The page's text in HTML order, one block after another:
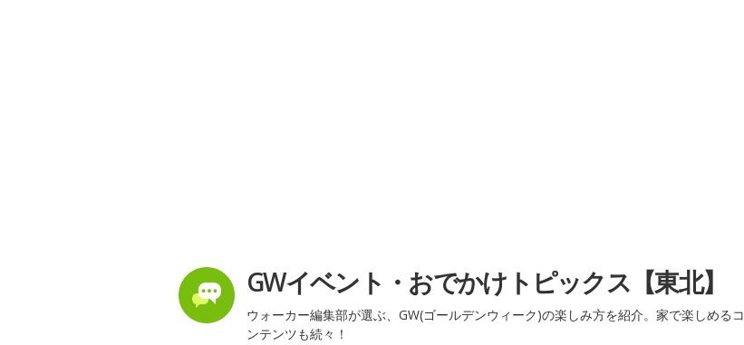
GWイベント・おでかけトピックス【東北】
ウォーカー編集部が選ぶ、GW(ゴールデンウィーク)の楽しみ方を紹介。家で楽しめるコ
ンテンツも続々！